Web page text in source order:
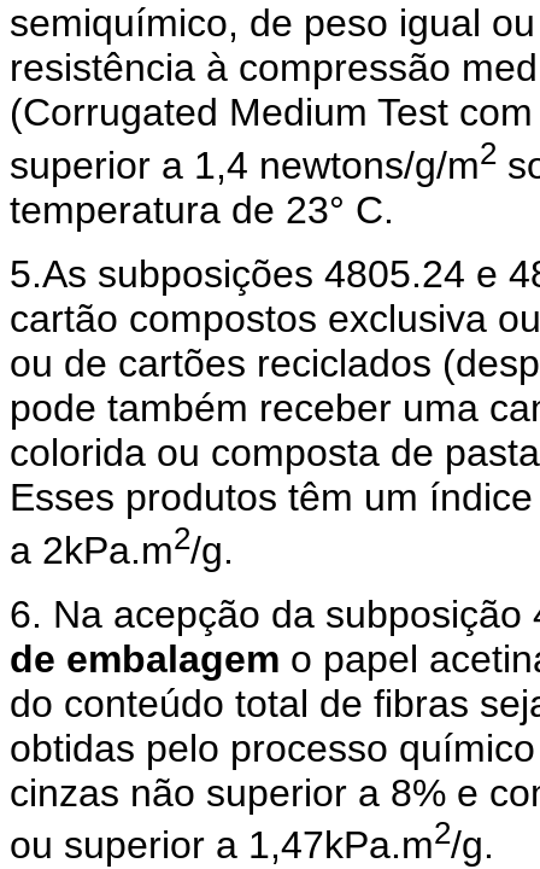
semiquímico, de peso igual
resistência à compressão
(Corrugated Medium Test
superior a 1,4 newtons/g/m2
temperatura de 23° C.
5.As subposições 4805.24 e
cartão compostos exclusiva
ou de cartões reciclados
pode também receber uma
colorida ou composta de
Esses produtos têm um
a 2kPa.m2/g.
6. Na acepção da
de embalagem o papel
do conteúdo total de fibras
obtidas pelo processo
cinzas não superior a 8% e
ou superior a 1,47kPa.m2/g.